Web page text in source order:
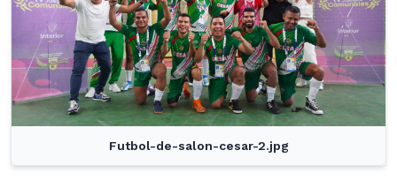
Futbol-de-salon-cesar-2.jpg